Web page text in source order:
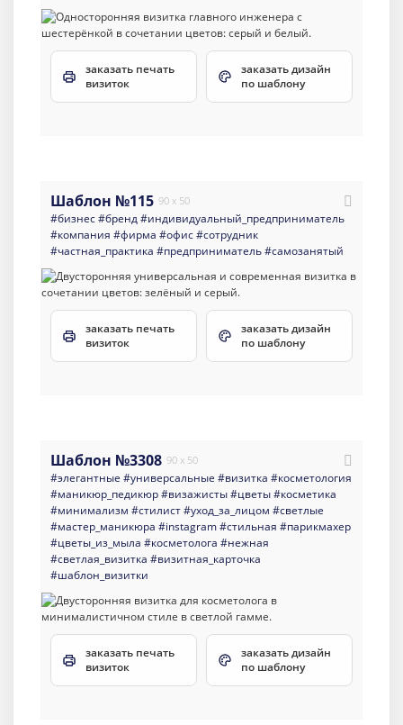
заказать печать
визиток
заказать дизайн
по шаблону
Шаблон №115 90 x 50
#бизнес#бренд#индивидуальный_предприниматель
#компания #фирма #офис#сотрудник
#частная_практика #предприниматель#самозанятый
заказать печать
визиток
заказать дизайн
по шаблону
Шаблон №3308 90 x 50
#элегантные #универсальные #визитка #косметология
#маникюр_педикюр#визажисты#цветы#косметика
#минимализм #стилист#уход_за_лицом #светлые
#мастер_маникюра #instagram#стильная #парикмахер
#цветы_из_мыла #косметолога #нежная
#светлая_визитка #визитная_карточка
#шаблон_визитки
заказать печать
визиток
заказать дизайн
по шаблону